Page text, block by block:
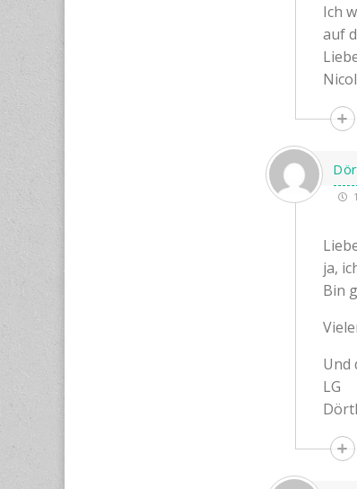
Ich
auf
ja,
Bin
Und
LG